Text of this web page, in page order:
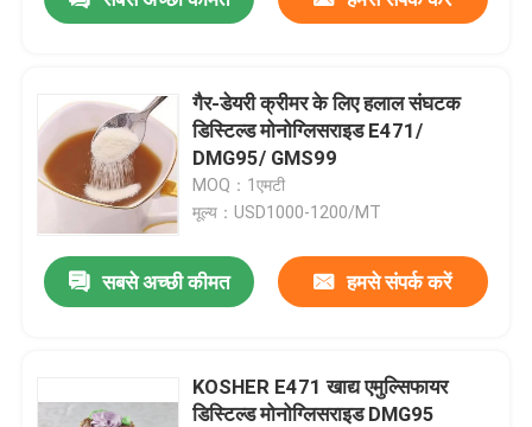
गैर-डेयरी क्रीमर के लिए हलाल संघटक
डिस्टिल्ड मोनोग्लिसराइड E471/
DMG95/ GMS99
MOQ：1एमटी
मूल्य：USD1000-1200/MT
सबसे अच्छी कीमत हमसे संपर्क करें
KOSHER E471 खाद्य एमुल्सिफायर
डिस्टिल्ड मोनोग्लिसराइड DMG95